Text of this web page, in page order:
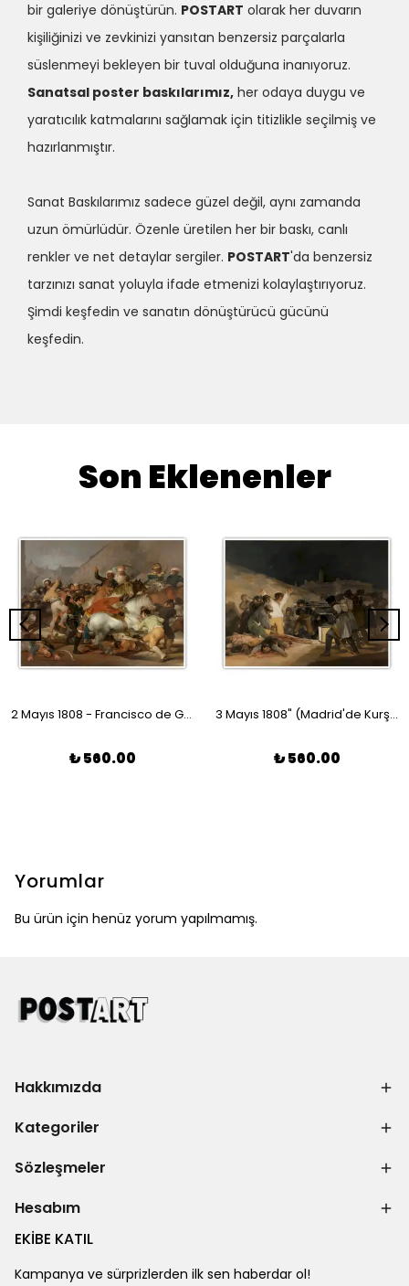
bir galeriye dönüştürün. POSTART olarak her duvarın
kişiliğinizi ve zevkinizi yansıtan benzersiz parçalarla
süslenmeyi bekleyen bir tuval olduğuna inanıyoruz.
Sanatsal poster baskılarımız, her odaya duygu ve
yaratıcılık katmalarını sağlamak için titizlikle seçilmiş ve
hazırlanmıştır.
Sanat Baskılarımız sadece güzel değil, aynı zamanda
uzun ömürlüdür. Özenle üretilen her bir baskı, canlı
renkler ve net detaylar sergiler. POSTART'da benzersiz
tarzınızı sanat yoluyla ifade etmenizi kolaylaştırıyoruz.
Şimdi keşfedin ve sanatın dönüştürücü gücünü
keşfedin.
Son Eklenenler
2 Mayıs 1808 - Francisco de Goya Poster
₺ 560.00
3 Mayıs 1808" (Madrid'de Kurşuna Dizilenler) - Francisco de Goya Poster
₺ 560.00
Yorumlar
Bu ürün için henüz yorum yapılmamış.
Hakkımızda
Kategoriler
Sözleşmeler
Hesabım
EKİBE KATIL
Kampanya ve sürprizlerden ilk sen haberdar ol!